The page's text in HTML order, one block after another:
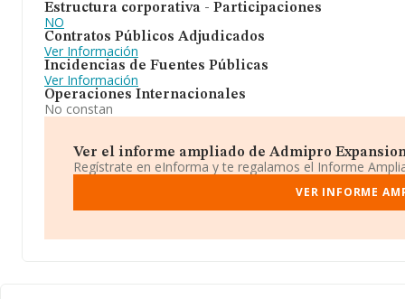
Estructura corporativa - Participaciones
NO
Contratos Públicos Adjudicados
Ver Información
Incidencias de Fuentes Públicas
Ver Información
Operaciones Internacionales
No constan
Ver el informe ampliado de Admipro
Regístrate en eInforma y te regalamos el Informe
VER INFORME